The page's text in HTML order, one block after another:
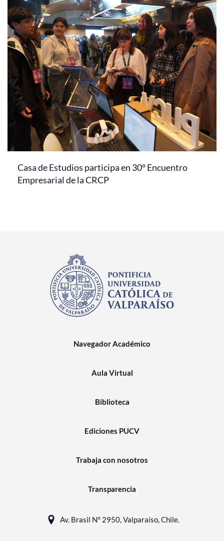
Casa de Estudios participa en 30° Encuentro
Empresarial de la CRCP
Navegador Académico
Aula Virtual
Biblioteca
Ediciones PUCV
Trabaja con nosotros
Transparencia
Av. Brasil N° 2950, Valparaíso, Chile.